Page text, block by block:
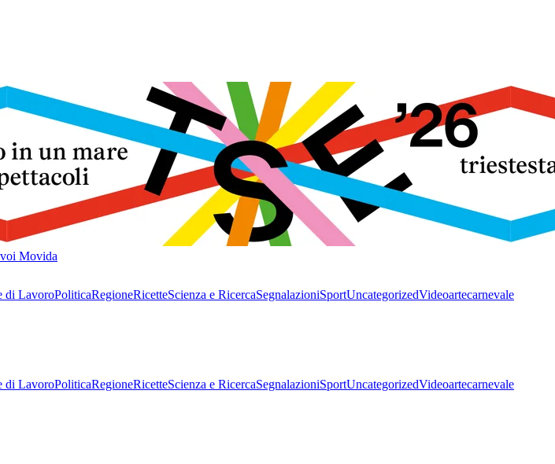
Movida
di LavoroPoliticaRegioneRicetteScienza e RicercaSegnalazioniSportUncategorizedVideoartecarnevale
di LavoroPoliticaRegioneRicetteScienza e RicercaSegnalazioniSportUncategorizedVideoartecarnevale